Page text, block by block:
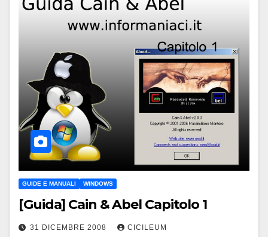
GUIDE E MANUALI WINDOWS
[Guida] Cain & Abel Capitolo 1
31 DICEMBRE 2008 CICILEUM